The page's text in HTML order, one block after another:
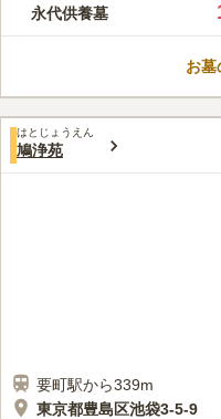
継ぎや無縁、費用の
お墓のように骨壺で
所になっています。
みんなの評価
3.7
60代女性
千川駅近くにスーパ
そろいます。千川と小竹向原そ
が、法事などにはむいていませ
永代供養墓
お墓
はとじょうえん
鳩浄苑
要町駅から339m
東京都豊島区池袋3-5-9